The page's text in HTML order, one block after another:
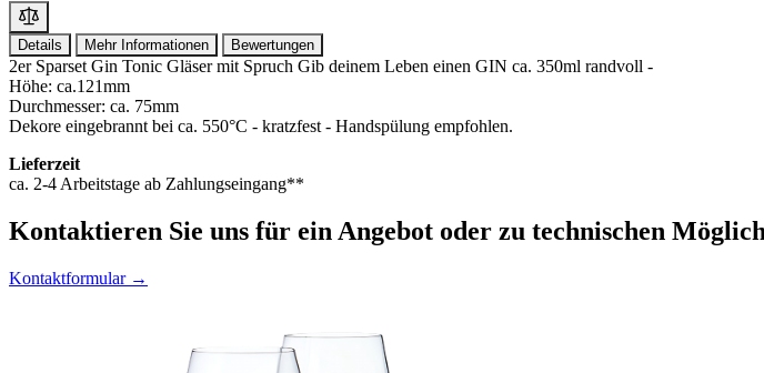
Details Mehr Informationen Bewertungen
2er Sparset Gin Tonic Gläser mit Spruch Gib deinem Leben einen GIN ca. 350ml randvoll -
Höhe: ca.121mm
Durchmesser: ca. 75mm
Dekore eingebrannt bei ca. 550°C - kratzfest - Handspülung empfohlen.
Lieferzeit
ca. 2-4 Arbeitstage ab Zahlungseingang**
Kontaktieren Sie uns für ein Angebot oder zu technischen
Kontaktformular →